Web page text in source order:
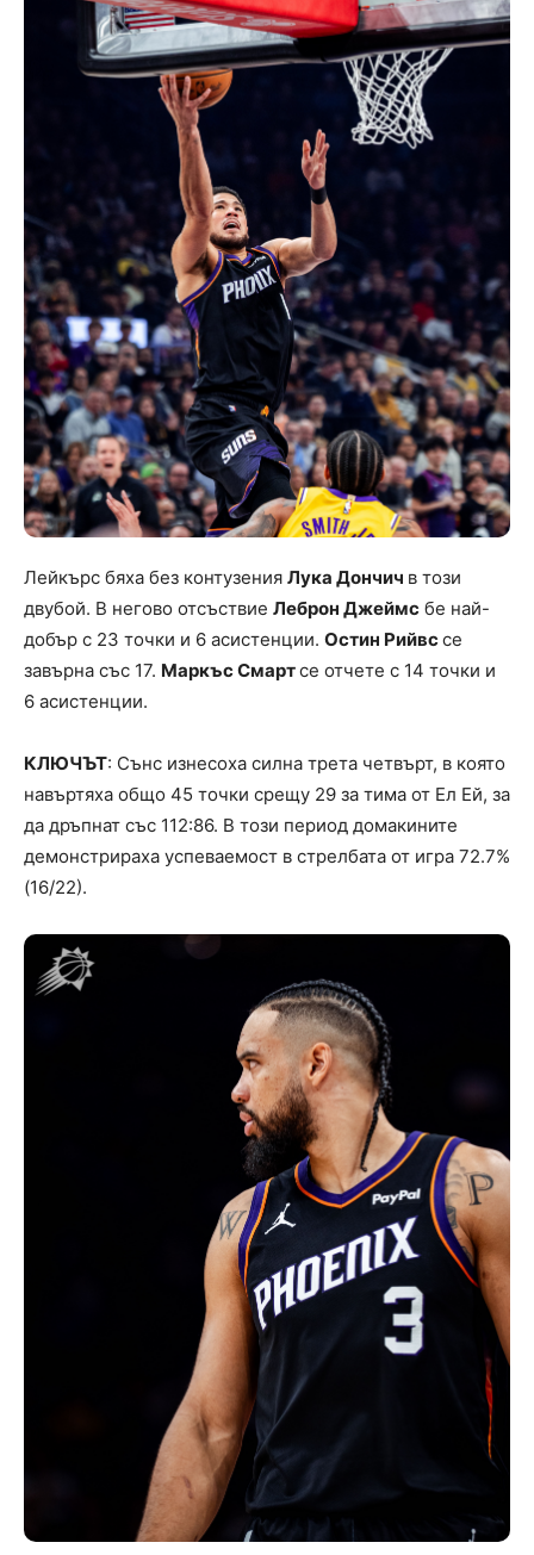
Лейкърс бяха без контузения Лука Дончич в този
двубой. В негово отсъствие Леброн Джеймс бе най-
добър с 23 точки и 6 асистенции. Остин Рийвссе
завърна със 17. Маркъс Смартсе отчете с 14 точки и
6 асистенции.
КЛЮЧЪТ: Сънс изнесоха силна трета четвърт, в която
навъртяха общо 45 точки срещу 29 за тима от Ел Ей, за
да дръпнат със 112:86. В този период домакините
демонстрираха успеваемост в стрелбата от игра 72.7%
(16/22).